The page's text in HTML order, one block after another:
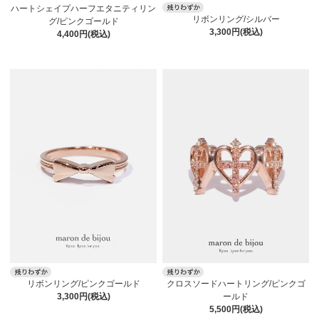
ハートシェイプハーフエタニティリン
グ/ピンクゴールド
4,400円(税込)
リボンリング/シルバー
3,300円(税込)
リボンリング/ピンクゴールド
3,300円(税込)
クロスソードハートリング/ピンクゴ
ールド
5,500円(税込)